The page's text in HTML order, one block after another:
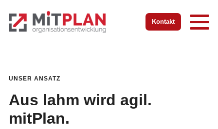
Kontakt
UNSER ANSATZ
Aus lahm wird agil.
mitPlan.